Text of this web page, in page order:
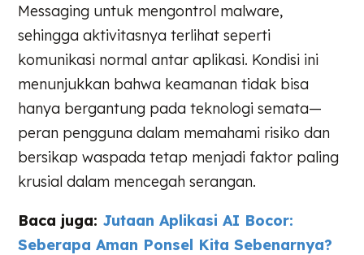
Messaging untuk mengontrol malware,
sehingga aktivitasnya terlihat seperti
komunikasi normal antar aplikasi. Kondisi ini
menunjukkan bahwa keamanan tidak bisa
hanya bergantung pada teknologi semata—
peran pengguna dalam memahami risiko dan
bersikap waspada tetap menjadi faktor paling
krusial dalam mencegah serangan.
Baca juga: Jutaan Aplikasi AI Bocor:
Seberapa Aman Ponsel Kita Sebenarnya?